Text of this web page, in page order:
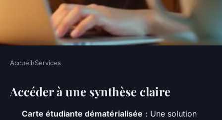
Obtenir facilement votre carte
étudiante en ligne
Accueil›Services
Accéder à une synthèse claire
Carte étudiante dématérialisée : Une solution